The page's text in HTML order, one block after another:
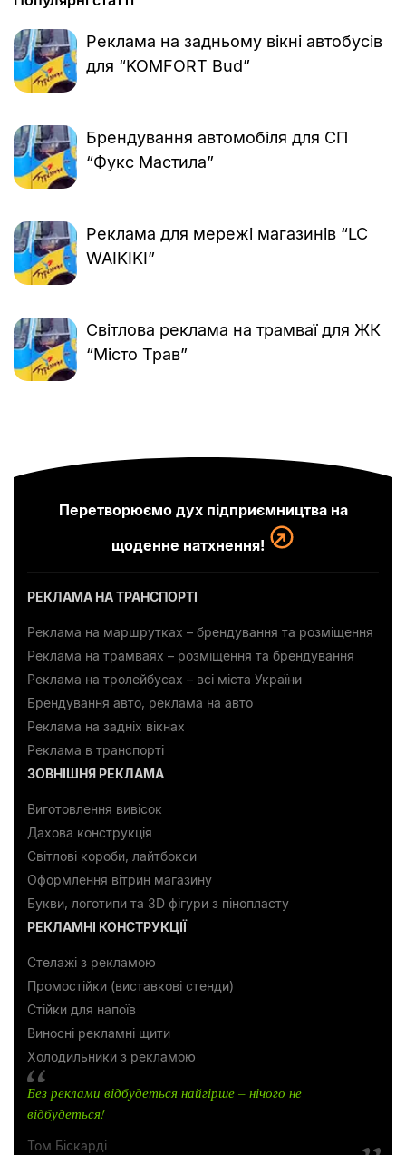
Реклама на задньому вікні автобусів
для “KOMFORT Bud”
Брендування автомобіля для СП
“Фукс Мастила”
Реклама для мережі магазинів “LC
WAIKIKI”
Світлова реклама на трамваї для ЖК
“Місто Трав”
Перетворюємо дух підприємництва на
щоденне натхнення!
РЕКЛАМА НА ТРАНСПОРТІ
Реклама на маршрутках – брендування та розміщення
Реклама на трамваях – розміщення та брендування
Реклама на тролейбусах – всі міста України
Брендування авто, реклама на авто
Реклама на задніх вікнах
Реклама в транспорті
ЗОВНІШНЯ РЕКЛАМА
Виготовлення вивісок
Дахова конструкція
Світлові короби, лайтбокси
Оформлення вітрин магазину
Букви, логотипи та 3D фігури з пінопласту
РЕКЛАМНІ КОНСТРУКЦІЇ
Стелажі з рекламою
Промостійки (виставкові стенди)
Стійки для напоїв
Виносні рекламні щити
Холодильники з рекламою
Без реклами відбудеться найгірше – нічого не
відбудеться!
Том Біскарді